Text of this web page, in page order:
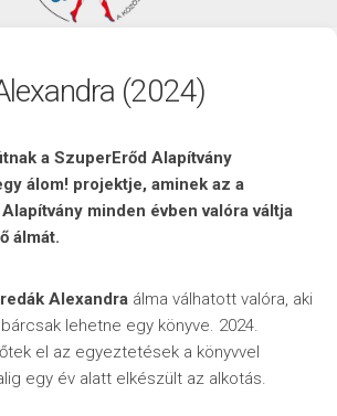
(2024)
a SzuperErőd Alapítvány
álom! projektje, aminek az a
minden évben valóra váltja
álmát.
Alexandra álma válhatott valóra, aki
lehetne egy könyve. 2024.
el az egyeztetések a könyvvel
egy év alatt elkészült az alkotás.